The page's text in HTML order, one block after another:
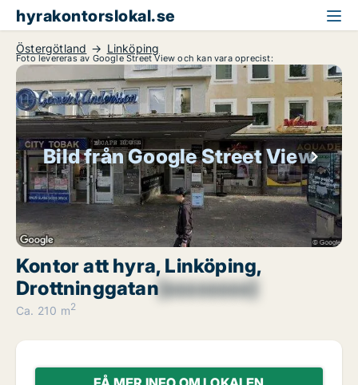
hyrakontorslokal.se
Östergötland Linköping
Foto levereras av Google Street View och kan vara oprecist:
Bild från Google Street View
Kontor att hyra, Linköping,
Drottninggatan[xxxxxxxx]
Ca. 210 m2